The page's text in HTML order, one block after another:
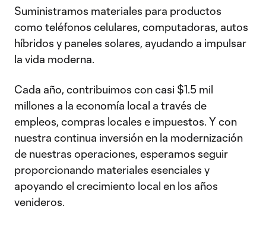
Suministramos materiales para productos
como teléfonos celulares, computadoras, autos
híbridos y paneles solares, ayudando a impulsar
la vida moderna.
Cada año, contribuimos con casi $1.5 mil
millones a la economía local a través de
empleos, compras locales e impuestos. Y con
nuestra continua inversión en la modernización
de nuestras operaciones, esperamos seguir
proporcionando materiales esenciales y
apoyando el crecimiento local en los años
venideros.